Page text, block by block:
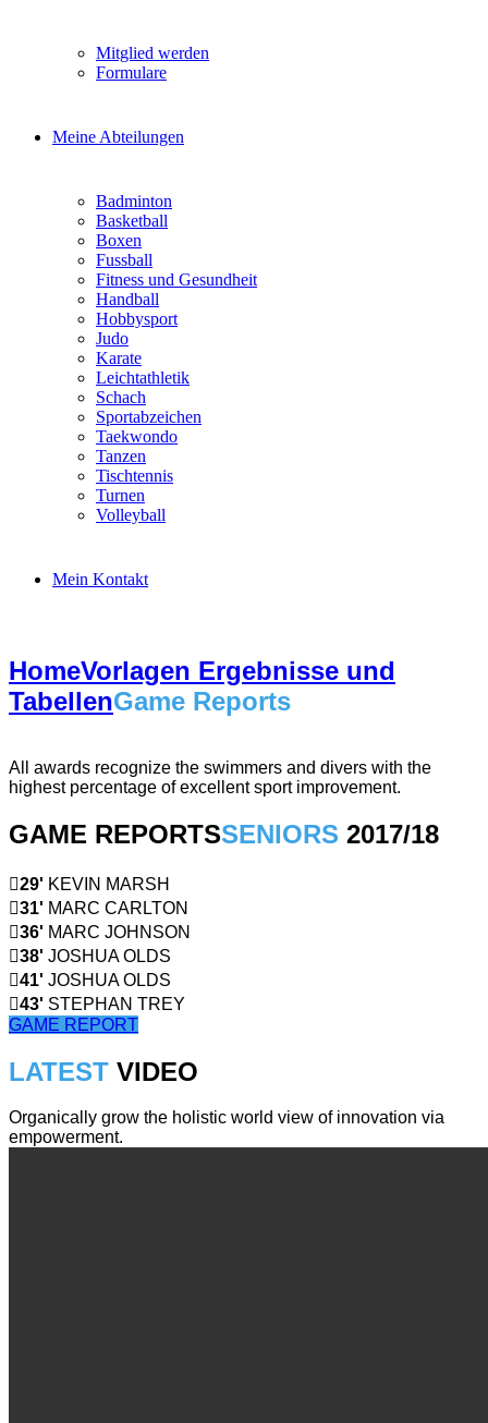
Mitglied werden
Formulare
Meine Abteilungen
Badminton
Basketball
Boxen
Fussball
Fitness und Gesundheit
Handball
Hobbysport
Judo
Karate
Leichtathletik
Schach
Sportabzeichen
Taekwondo
Tanzen
Tischtennis
Turnen
Volleyball
Mein Kontakt
HomeVorlagen Ergebnisse und
TabellenGame Reports
All awards recognize the swimmers and divers with the
highest percentage of excellent sport improvement.
GAME REPORTSSENIORS 2017/18
29' KEVIN MARSH
31' MARC CARLTON
36' MARC JOHNSON
38' JOSHUA OLDS
41' JOSHUA OLDS
43' STEPHAN TREY
GAME REPORT
LATEST VIDEO
Organically grow the holistic world view of innovation via
empowerment.